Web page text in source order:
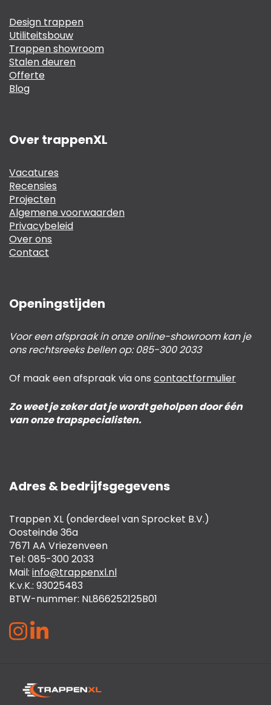
Design trappen
Utiliteitsbouw
Trappen showroom
Stalen deuren
Offerte
Blog
Over trappenXL
Vacatures
Recensies
Projecten
Algemene voorwaarden
Privacybeleid
Over ons
Contact
Openingstijden
Voor een afspraak in onze online-showroom kan je
ons rechtsreeks bellen op: 085-300 2033
Of maak een afspraak via ons contactformulier
Zo weet je zeker dat je wordt geholpen door één
van onze trapspecialisten.
Adres & bedrijfsgegevens
Trappen XL (onderdeel van Sprocket B.V.)
Oosteinde 36a
7671 AA Vriezenveen
Tel: 085-300 2033
Mail: info@trappenxl.nl
K.v.K.: 93025483
BTW-nummer: NL866252125B01